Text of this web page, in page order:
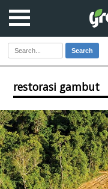
Search
restorasi gambut